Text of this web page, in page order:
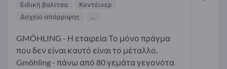
Ειδική βαλίτσα
Κοντέινερ
Δοχείο απόρριψης
...
GMÖHLING - Η εταιρεία Το μόνο πράγμα
που δεν είναι καυτό είναι το μέταλλο.
Gmöhling - πάνω από 80 γεμάτα γεγονότα